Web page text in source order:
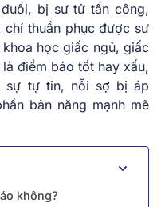
bị sư tử tấn công,
chí thuần phục được sư
học giấc ngủ, giấc
điềm báo tốt hay xấu,
sự tự tin, nỗi sợ bị áp
bản năng mạnh mẽ
không?